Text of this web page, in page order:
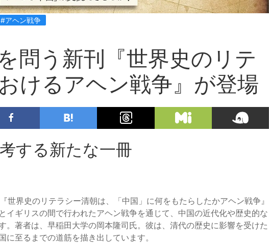
#アヘン戦争
問う新刊『世界史のリテ
けるアヘン戦争』が登場
する新たな一冊
世界史のリテラシー清朝は、「中国」に何をもたらしたかアヘン戦争』
イギリスの間で行われたアヘン戦争を通じて、中国の近代化や歴史的な
。著者は、早稲田大学の岡本隆司氏。彼は、清代の歴史に影響を受けた
至るまでの道筋を描き出しています。